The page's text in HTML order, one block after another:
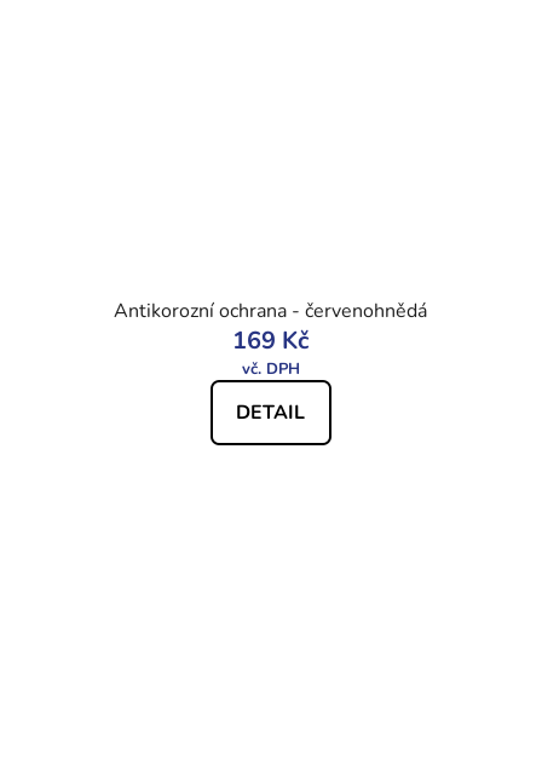
Antikorozní ochrana - červenohnědá
169 Kč
DETAIL